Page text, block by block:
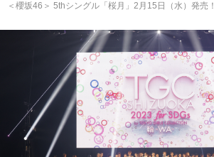
＜櫻坂46＞ 5thシングル「桜月」2月15日（水）発売！